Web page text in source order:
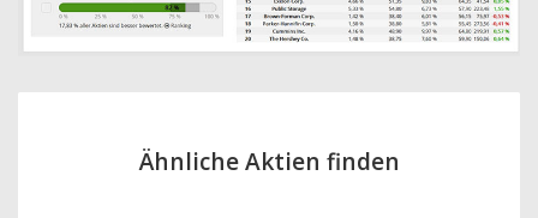
Ähnliche Aktien finden